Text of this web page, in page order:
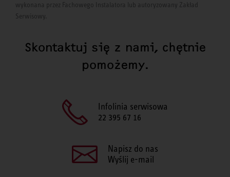
wykonana przez Fachowego Instalatora lub autoryzowany Zakład
Serwisowy.
Skontaktuj się z nami, chętnie
pomożemy.
Infolinia serwisowa
22 395 67 16
Napisz do nas
Wyślij e-mail